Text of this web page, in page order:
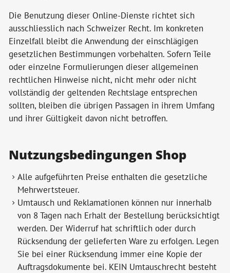
Die Benutzung dieser Online-Dienste richtet sich
ausschliesslich nach Schweizer Recht. Im konkreten
Einzelfall bleibt die Anwendung der einschlägigen
gesetzlichen Bestimmungen vorbehalten. Sofern Teile
oder einzelne Formulierungen dieser allgemeinen
rechtlichen Hinweise nicht, nicht mehr oder nicht
vollständig der geltenden Rechtslage entsprechen
sollten, bleiben die übrigen Passagen in ihrem Umfang
und ihrer Gültigkeit davon nicht betroffen.
Nutzungsbedingungen Shop
Alle aufgeführten Preise enthalten die gesetzliche
Mehrwertsteuer.
Umtausch und Reklamationen können nur innerhalb
von 8 Tagen nach Erhalt der Bestellung berücksichtigt
werden. Der Widerruf hat schriftlich oder durch
Rücksendung der gelieferten Ware zu erfolgen. Legen
Sie bei einer Rücksendung immer eine Kopie der
Auftragsdokumente bei. KEIN Umtauschrecht besteht